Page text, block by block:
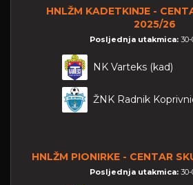
HNLŽM KADETKINJE -
2025/26
Posljednja utakmica:
NK Varteks (kad)
ŽNK Radnik
HNLŽM PIONIRKE - CENTAR
Posljednja utakmica: